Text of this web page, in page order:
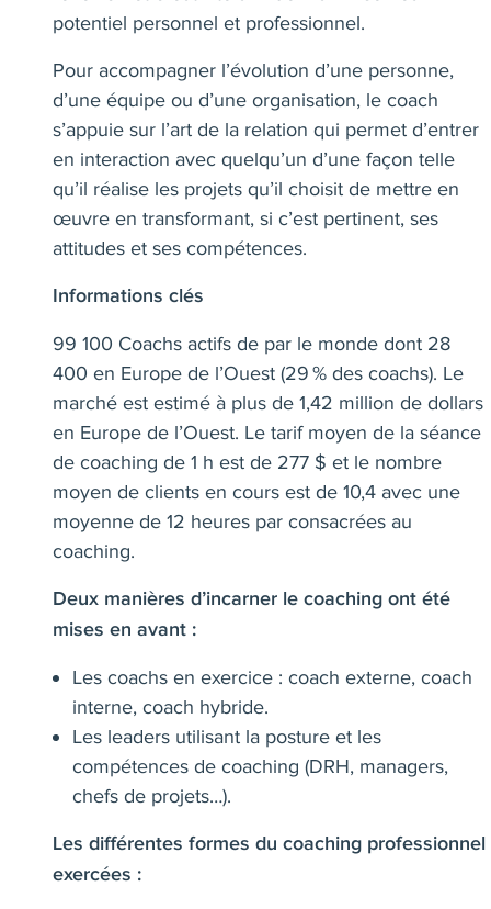
potentiel personnel et professionnel.
Pour accompagner l’évolution d’une personne,
d’une équipe ou d’une organisation, le coach
s’appuie sur l’art de la relation qui permet d’entrer
en interaction avec quelqu’un d’une façon telle
qu’il réalise les projets qu’il choisit de mettre en
œuvre en transformant, si c’est pertinent, ses
attitudes et ses compétences.
Informations clés
99 100 Coachs actifs de par le monde dont 28
400 en Europe de l’Ouest (29 % des coachs). Le
marché est estimé à plus de 1,42 million de dollars
en Europe de l’Ouest. Le tarif moyen de la séance
de coaching de 1 h est de 277 $ et le nombre
moyen de clients en cours est de 10,4 avec une
moyenne de 12 heures par consacrées au
coaching.
Deux manières d’incarner le coaching ont été
mises en avant :
Les coachs en exercice : coach externe, coach
interne, coach hybride.
Les leaders utilisant la posture et les
compétences de coaching (DRH, managers,
chefs de projets…).
Les différentes formes du coaching professionnel
exercées :